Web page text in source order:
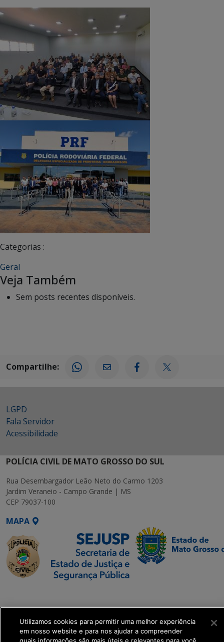
Categorias :
Geral
Veja Também
Sem posts recentes disponíveis.
Compartilhe:
LGPD
Fala Servidor
Acessibilidade
POLÍCIA CIVIL DE MATO GROSSO DO SUL
Rua Desembargador Leão Neto do Carmo 1203
Jardim Veraneio - Campo Grande | MS
CEP 79037-100
MAPA
Executiva de
Transformação Digital
Utilizamos cookies para permitir uma melhor experiência
em nosso website e para nos ajudar a compreender